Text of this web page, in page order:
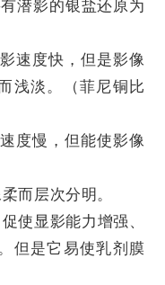
潜影的银盐还原为
速度快，但是影像
浅淡。（菲尼铜比
度慢，但能使影像
而层次分明。
使显影能力增强、
但是它易使乳剂膜